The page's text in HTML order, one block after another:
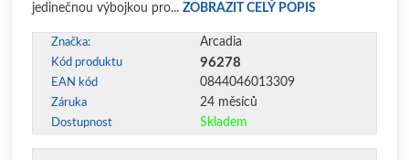
jedinečnou výbojkou pro... ZOBRAZIT CELÝ POPIS
Značka: Arcadia
Kód produktu 96278
EAN kód 0844046013309
Záruka 24 měsíců
Dostupnost Skladem